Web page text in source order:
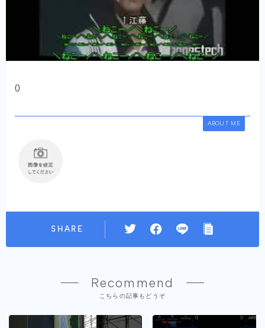
0
ABOUT ME
SHARE
Recommend
こちらの記事もどうぞ